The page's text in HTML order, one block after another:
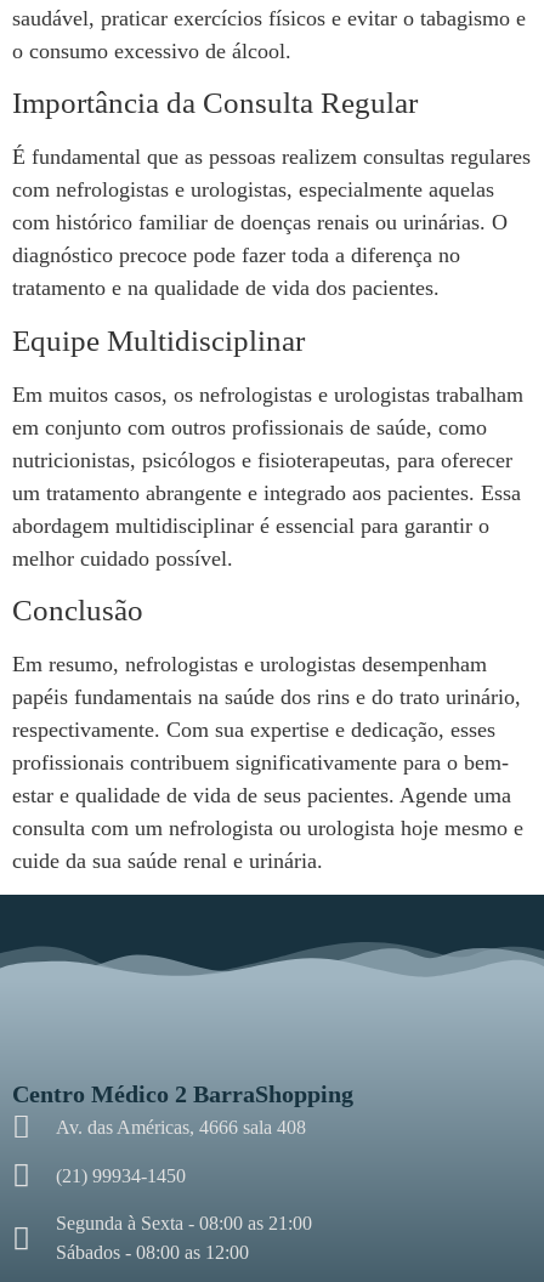
saudável, praticar exercícios físicos e evitar o tabagismo e
o consumo excessivo de álcool.
Importância da Consulta Regular
É fundamental que as pessoas realizem consultas regulares
com nefrologistas e urologistas, especialmente aquelas
com histórico familiar de doenças renais ou urinárias. O
diagnóstico precoce pode fazer toda a diferença no
tratamento e na qualidade de vida dos pacientes.
Equipe Multidisciplinar
Em muitos casos, os nefrologistas e urologistas trabalham
em conjunto com outros profissionais de saúde, como
nutricionistas, psicólogos e fisioterapeutas, para oferecer
um tratamento abrangente e integrado aos pacientes. Essa
abordagem multidisciplinar é essencial para garantir o
melhor cuidado possível.
Conclusão
Em resumo, nefrologistas e urologistas desempenham
papéis fundamentais na saúde dos rins e do trato urinário,
respectivamente. Com sua expertise e dedicação, esses
profissionais contribuem significativamente para o bem-
estar e qualidade de vida de seus pacientes. Agende uma
consulta com um nefrologista ou urologista hoje mesmo e
cuide da sua saúde renal e urinária.
Centro Médico 2 BarraShopping
Av. das Américas, 4666 sala 408
(21) 99934-1450
Segunda à Sexta - 08:00 as 21:00
Sábados - 08:00 as 12:00